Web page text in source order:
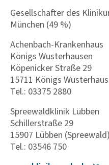
Gesellschafter des
München (49 %)
Achenbach-Krankenhaus
Königs Wusterhausen
Köpenicker Straße 29
15711 Königs
Tel.: 03375 2880
Spreewaldklinik Lübben
Schillerstraße 29
15907 Lübben (Spreewald)
Tel.: 03546 750